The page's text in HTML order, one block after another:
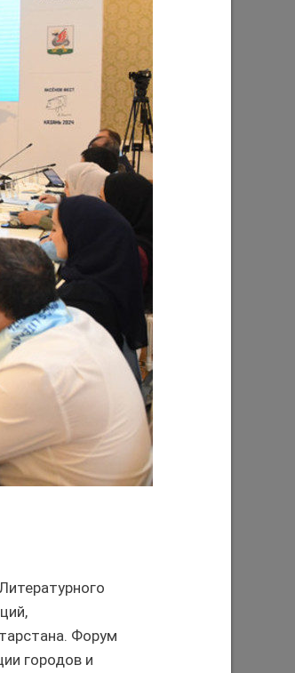
Метшин: «Чтобы
сотрудников, нужно
в «окопы»
2024
Метшин: «Кадровая
и эффективная
с людьми – это наш
2023
Метшин: «Начала сбываться
Форум
городов и